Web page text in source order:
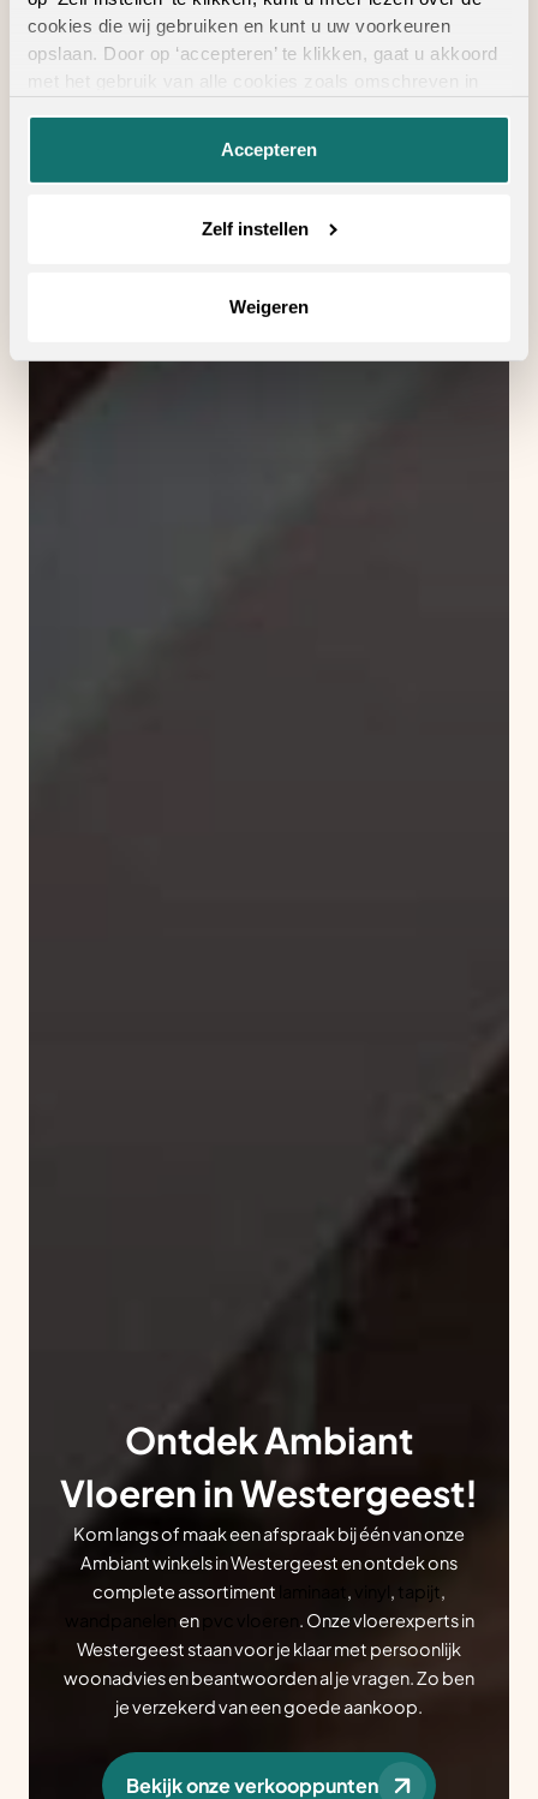
cookies die wij gebruiken en kunt u uw voorkeuren
opslaan. Door op ‘accepteren’ te klikken, gaat u akkoord
Accepteren
Zelf instellen
Weigeren
Ontdek Ambiant
Vloeren in Westergeest!
Kom langs of maak een afspraak bij één van onze
Ambiant winkels in Westergeest en ontdek ons
complete assortiment
, , tapijt,
en
. Onze vloerexperts in
Westergeest staan voor je klaar met persoonlijk
woonadvies en beantwoorden al je vragen. Zo ben
je verzekerd van een goede aankoop.
Bekijk onze verkooppunten